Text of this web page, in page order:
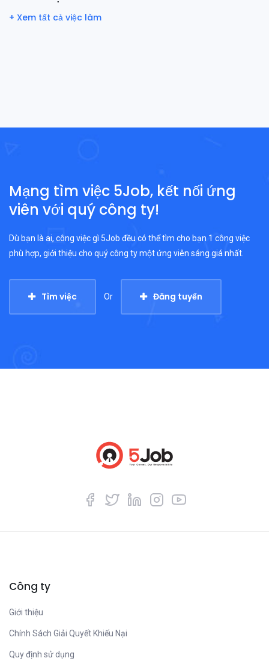
+ Xem tất cả việc làm
Mạng tìm việc 5Job, kết nối ứng
viên với quý công ty!
Dù bạn là ai, công việc gì 5Job đều có thể tìm cho bạn 1 công việc
phù hợp, giới thiệu cho quý công ty một ứng viên sáng giá nhất.
Tìm việc Or Đăng tuyển
Công ty
Giới thiệu
Chính Sách Giải Quyết Khiếu Nại
Quy định sử dụng